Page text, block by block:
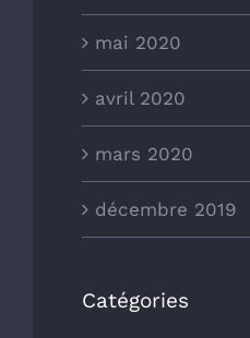
mai 2020
avril 2020
mars 2020
décembre 2019
Catégories